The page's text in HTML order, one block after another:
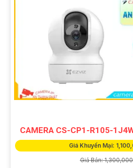
CAMERA CS-CP1-R105-
Giá Khuyến Mại:
Giá Bán: